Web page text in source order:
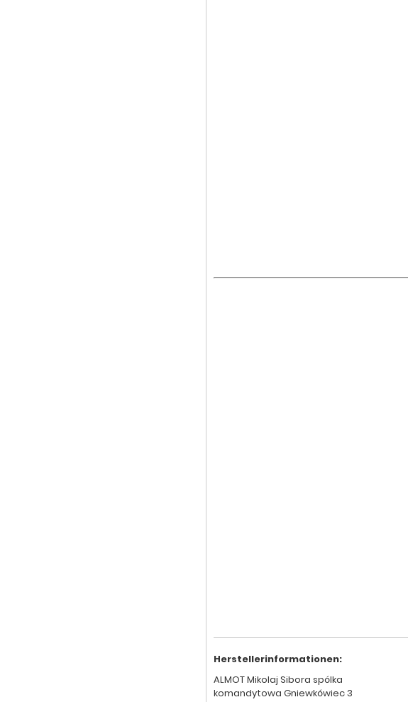
Herstellerinformationen:
ALMOT Mikolaj Sibora spólka
komandytowa Gniewkówiec 3